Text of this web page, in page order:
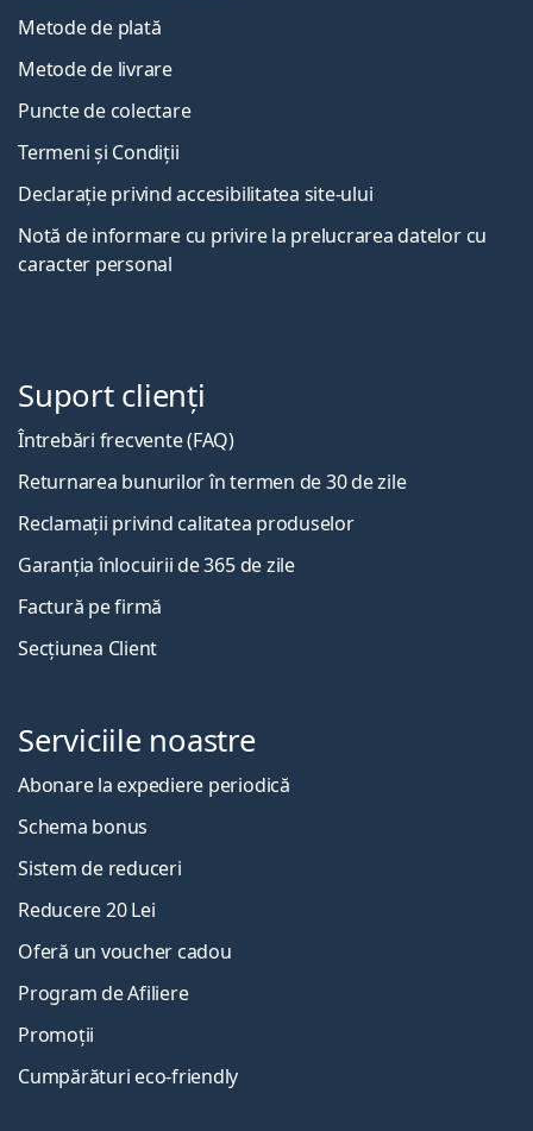
Metode de plată
Metode de livrare
Puncte de colectare
Termeni și Condiții
Declarație privind accesibilitatea site-ului
Notă de informare cu privire la prelucrarea datelor cu
caracter personal
Suport clienți
Întrebări frecvente (FAQ)
Returnarea bunurilor în termen de 30 de zile
Reclamații privind calitatea produselor
Garanția înlocuirii de 365 de zile
Factură pe firmă
Secțiunea Client
Serviciile noastre
Abonare la expediere periodică
Schema bonus
Sistem de reduceri
Reducere 20 Lei
Oferă un voucher cadou
Program de Afiliere
Promoții
Cumpărături eco-friendly